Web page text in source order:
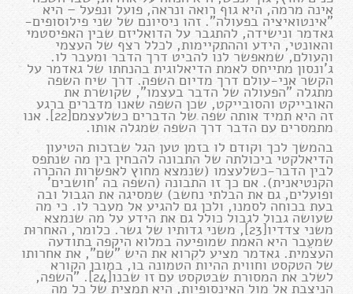
אינה מרמה, היא גוף רואה ונראה, פועל ונפעל – היא
"אינטואיציה בפעולה". זהו ניסיונם של שני פילוסופים-
גאדמר ונישידה, להתגבר על הדואליזם שבין האפיסטמי
והאונטי, הידע וההתקיימות, לכלל רצף של העצמי
והעולם, שמאפשר לנו להביט דרך הדבר ומעבר לו.
ג'ונסון מתייחס לאמת הדיאלוגית בהנחתו של גאדמר על
הקשר אני-עולם דרך מדיום השפה. דרך שיח השפה
מתגלה "הפעולה של הדבר בעצמו", שקושרת את
האובייקט והסובייקט, שכן השפה שאנו מדברים ברגע
זה היא תמיד אותה שפה של הדברים כשלעצמם[22]. אנו
מתמסרים עם הדבר דרך השפה שמגלה אותו.
בהמשך לכך וקודם לו בזמן טען הגל שבזכות הטיעון
הדיאלקטי ביכולתה של התבונה להבחין בין מה שנתפס
לבין הדבר-כשלעצמו (שנמצא מחוץ לאפשרות ההכרה
הקנטיאנית). אם כך זו התבונה (השפה בה 'חושבים'
ופועלים, גם את הבלתי נחשב) שמסיגה את הגבול ובה
בעת בכוחה לסמנו, ולכן גם להגיע אל מעבר לו. כי מה
שעושה גבול לגבול כולל גם את הידע על מה שנמצא
משני צדדיו[23], משני גדותיו של גשר. כלומר, האחרוּת
שמעֵבר היא האמת שמופיעה במלוא היקפה בתודעה
העצמית. גאדמר מציע לקרוא את היש "שם", את אחרותו
של הטקסט וחווית ההיות הטמונה בו, במובן הקורא
לשלב את המסורת שבטקסט עם זו שבנו[24]. "השפה,
הניצבת אל מול האינסופיות, היא תמצית של כל מה